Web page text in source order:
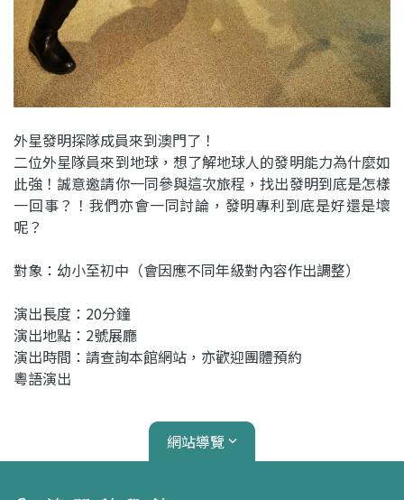
外星發明探隊成員來到澳門了！
二位外星隊員來到地球，想了解地球人的發明能力為什麼如
此強！誠意邀請你一同參與這次旅程，找出發明到底是怎樣
一回事？！我們亦會一同討論，發明專利到底是好還是壞
呢？
對象：幼小至初中（會因應不同年級對內容作出調整）
演出長度：20分鐘
演出地點：2號展廳
演出時間：請查詢本館網站，亦歡迎團體預約
粵語演出
網站導覽